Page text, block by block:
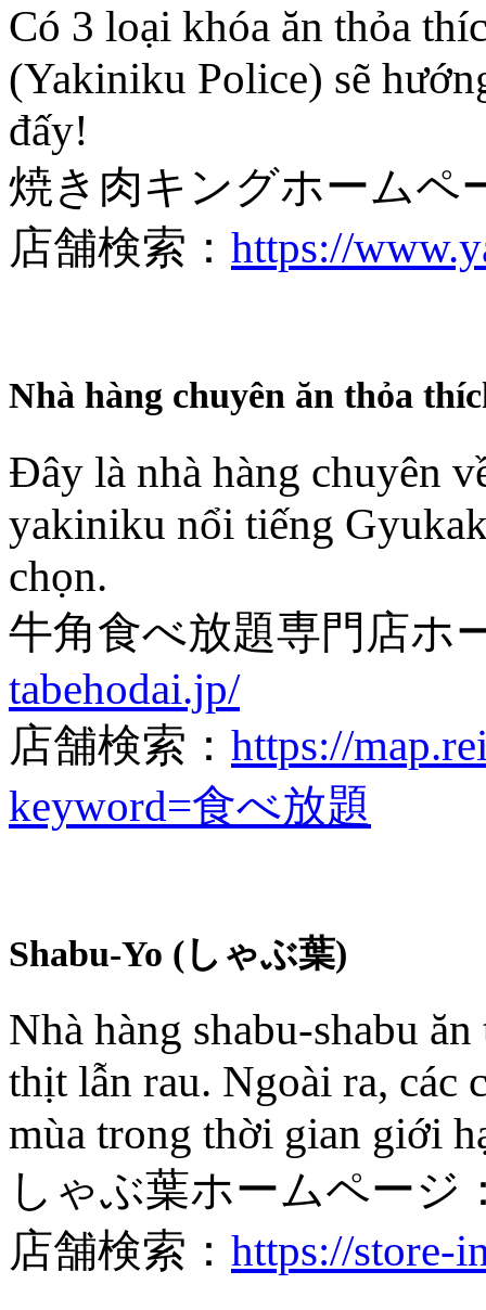
Có 3 loại khóa ăn thỏa
(Yakiniku Police) sẽ
đấy!
焼き肉キングホームペ
店舗検索： https://
Nhà hàng chuyên ăn thỏa
Đây là nhà hàng chuyên
yakiniku nổi tiếng
chọn.
牛角食べ放題専門店ホ
tabehodai.jp/
店舗検索： https://
keyword=食べ放題
Shabu-Yo (しゃぶ葉)
Nhà hàng shabu-shabu
thịt lẫn rau. Ngoài ra, các
mùa trong thời gian giới
しゃぶ葉ホームページ
店舗検索： https://store-